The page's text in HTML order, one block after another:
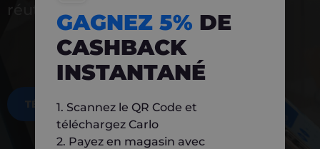
réutiliser
TÉLÉCHARGEZ MAINTENANT
GAGNEZ 5% DE
CASHBACK
INSTANTANÉ
1. Scannez le QR Code et
téléchargez Carlo
2. Payez en magasin avec